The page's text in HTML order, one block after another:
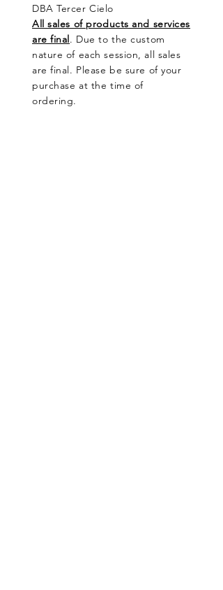
DBA Tercer Cielo
All sales of products and services
are final. Due to the custom
nature of each session, all sales
are final. Please be sure of your
purchase at the time of
ordering.